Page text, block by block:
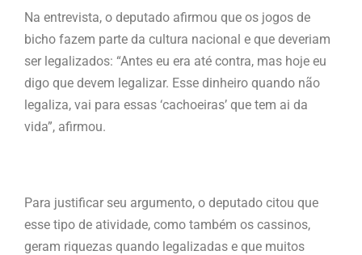
Na entrevista, o deputado afirmou que os jogos de
bicho fazem parte da cultura nacional e que deveriam
ser legalizados: “Antes eu era até contra, mas hoje eu
digo que devem legalizar. Esse dinheiro quando não
legaliza, vai para essas ‘cachoeiras’ que tem ai da
vida”, afirmou.
Para justificar seu argumento, o deputado citou que
esse tipo de atividade, como também os cassinos,
geram riquezas quando legalizadas e que muitos